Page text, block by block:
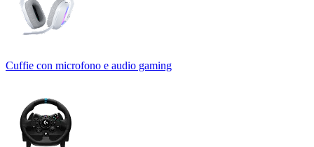
Cuffie con microfono e audio gaming